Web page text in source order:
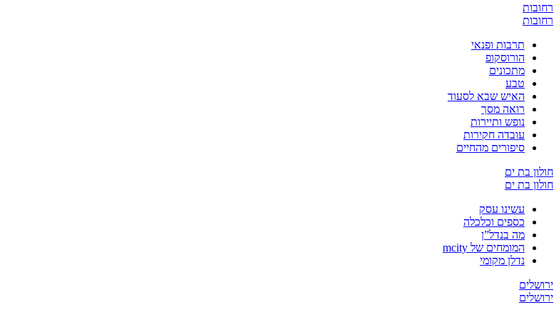
רחובות
רחובות
תרבות ופנאי
הורוסקופ
מתכונים
טבע
האיש שבא לסעוד
רואה מסך
נופש ותיירות
עובדה חקירות
סיפורים מהחיים
חולון בת ים
חולון בת ים
עשינו עסק
כספים וכלכלה
מה בנדל”ן
המומחים של mcity
נדלן מקומי
ירושלים
ירושלים